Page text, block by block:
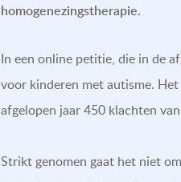
homogenezingstherapie.
In een online petitie, die in de
voor kinderen met autisme.
afgelopen jaar 450 klachten
Strikt genomen gaat het niet